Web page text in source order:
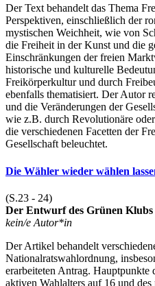
Der Text behandelt das Thema
Perspektiven, einschließlich der
mystischen Weichheit, wie von
die Freiheit in der Kunst und die
Einschränkungen der freien
historische und kulturelle
Freikörperkultur und durch
ebenfalls thematisiert. Der Autor
und die Veränderungen der
wie z.B. durch Revolutionäre
die verschiedenen Facetten der
Gesellschaft beleuchtet.
Die Wähler wieder wählen
(S.23 - 24)
Der Entwurf des Grünen Klubs
kein/e Autor*in
Der Artikel behandelt
Nationalratswahlordnung,
erarbeiteten Antrag. Hauptpunkte
aktiven Wahlalters auf 16 und des